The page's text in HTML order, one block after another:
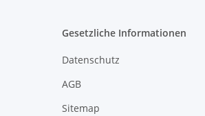
Gesetzliche Informationen
Datenschutz
AGB
Sitemap